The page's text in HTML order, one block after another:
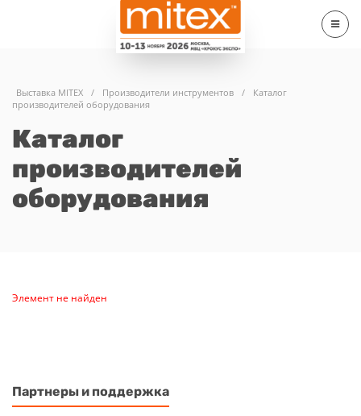
Выставка MITEX / Производители инструментов /
Каталог
производителей оборудования
Каталог
производителей
оборудования
Элемент не найден
Партнеры и поддержка